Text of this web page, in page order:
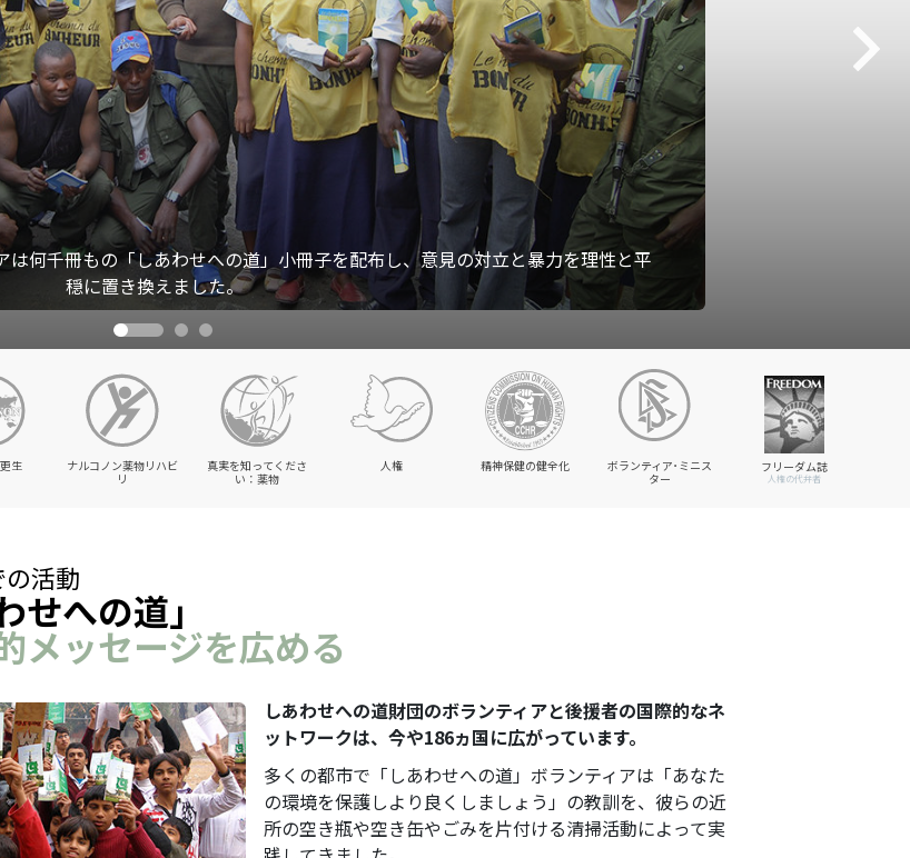
何千冊もの「しあわせへの道」小冊子を配布し、意見の対立と暴力を理性と平
穏に置き換えました。
生
ナルコノン薬物リハビ
リ
真実を知ってくださ
い：薬物
人権 精神保健の健全化
ボランティア･ミニス
ター
フリーダム誌
人権の代弁者
活動
せへの道」
メッセージを広める
しあわせへの道財団のボランティアと後援者の国際的なネ
ットワークは、今や186ヵ国に広がっています。
多くの都市で「しあわせへの道」ボランティアは「あなた
の環境を保護しより良くしましょう」の教訓を、彼らの近
所の空き瓶や空き缶やごみを片付ける清掃活動によって実